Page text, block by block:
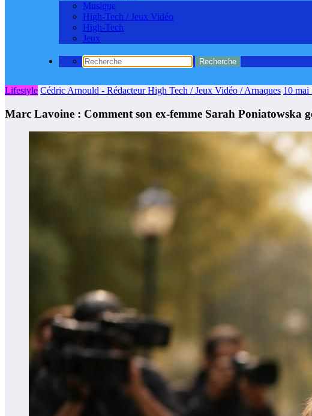
Musique
High-Tech / Jeux Vidéo
High-Tech
Jeux
Lifestyle Cédric Arnould - Rédacteur High Tech / Jeux Vidéo / Arnaques 10 mai
Marc Lavoine : Comment son ex-femme Sarah Poniatowska